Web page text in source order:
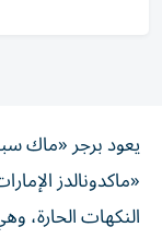
يعود برجر «ماك
«ماكدونالدز
النكهات